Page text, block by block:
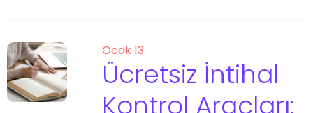
Ocak 13
Ücretsiz İntihal
Kontrol Araçları: